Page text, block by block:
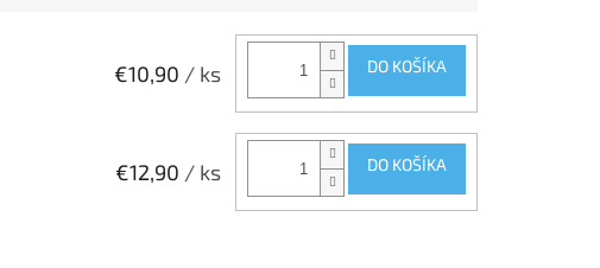
€10,90 / ks DO KOŠÍKA
€12,90 / ks DO KOŠÍKA